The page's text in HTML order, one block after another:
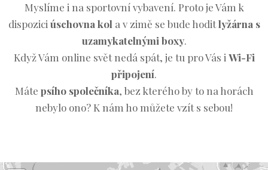
Myslíme i na sportovní vybavení. Proto je Vám k
dispozici úschovna kol a v zimě se bude hoditlyžárna s
uzamykatelnými boxy.
Když Vám online svět nedá spát, je tu pro Vás i Wi-Fi
připojení.
Máte psího společníka, bez kterého by to na horách
nebylo ono? K nám ho můžete vzít s sebou!